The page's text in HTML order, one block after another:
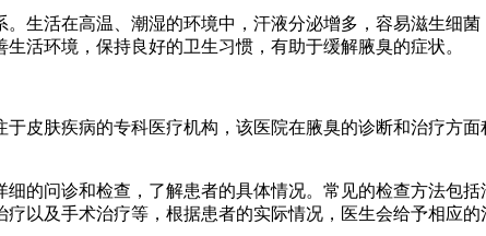
生活在高温、潮湿的环境中，汗液分泌增多，容易滋生细
活环境，保持良好的卫生习惯，有助于缓解腋臭的症状。
皮肤疾病的专科医疗机构，该医院在腋臭的诊断和治疗方
的问诊和检查，了解患者的具体情况。常见的检查方法包
以及手术治疗等，根据患者的实际情况，医生会给予相应的